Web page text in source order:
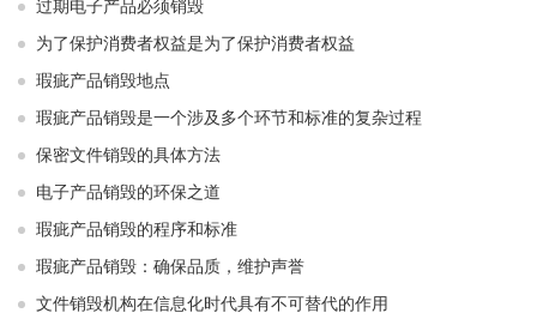
过期电子产品必须销毁
为了保护消费者权益是为了保护消费者权益
瑕疵产品销毁地点
瑕疵产品销毁是一个涉及多个环节和标准的复杂过程
保密文件销毁的具体方法
电子产品销毁的环保之道
瑕疵产品销毁的程序和标准
瑕疵产品销毁：确保品质，维护声誉
文件销毁机构在信息化时代具有不可替代的作用